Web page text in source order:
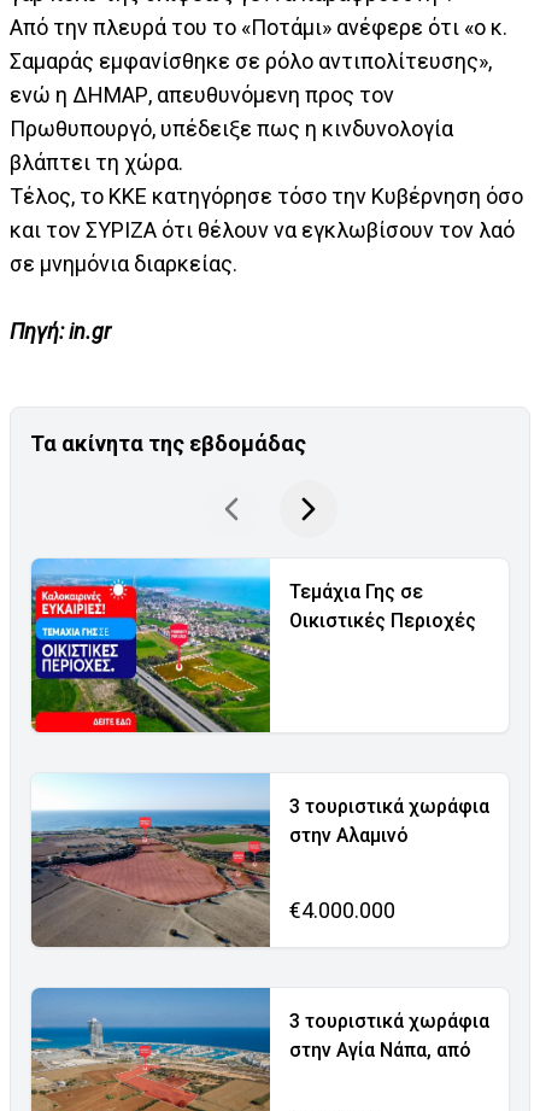
Από την πλευρά του το «Ποτάμι» ανέφερε ότι «ο κ.
Σαμαράς εμφανίσθηκε σε ρόλο αντιπολίτευσης»,
ενώ η ΔΗΜΑΡ, απευθυνόμενη προς τον
Πρωθυπουργό, υπέδειξε πως η κινδυνολογία
βλάπτει τη χώρα.
Τέλος, το ΚΚΕ κατηγόρησε τόσο την Κυβέρνηση όσο
και τον ΣΥΡΙΖΑ ότι θέλουν να εγκλωβίσουν τον λαό
σε μνημόνια διαρκείας.
Πηγή: in.gr
Τα ακίνητα της εβδομάδας
Τεμάχια Γης σε
Οικιστικές Περιοχές
3 τουριστικά χωράφια
στην Αλαμινό
€4.000.000
3 τουριστικά χωράφια
στην Αγία Νάπα, από